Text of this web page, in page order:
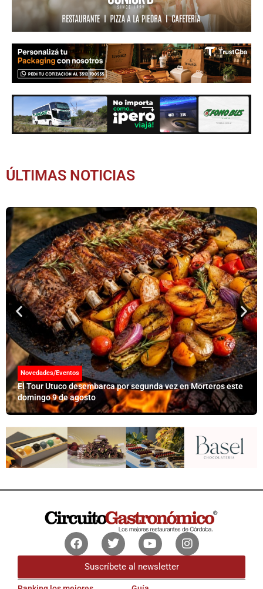
ÚLTIMAS NOTICIAS
Novedades/Eventos
El Tour Utuco desembarca por segunda vez en Morteros este
domingo 9 de agosto
FacebookTwitterYoutubeInstagram
Suscríbete al newsletter